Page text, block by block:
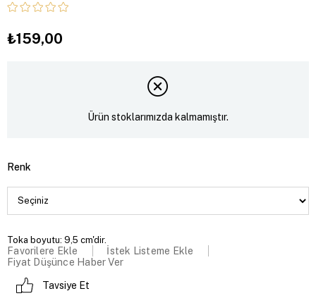
₺159,00
Ürün stoklarımızda kalmamıştır.
Renk
Toka boyutu: 9,5 cm'dir.
Favorilere Ekle
İstek Listeme Ekle
Fiyat Düşünce Haber Ver
Tavsiye Et